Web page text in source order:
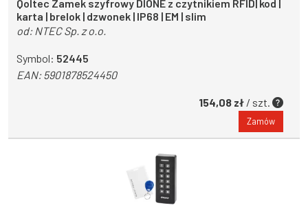
Qoltec Zamek szyfrowy DIONE z czytnikiem RFID| kod |
karta | brelok | dzwonek | IP68 | EM | slim
od: NTEC Sp. z o.o.
Symbol: 52445
EAN:5901878524450
154,08 zł / szt.
Zamów